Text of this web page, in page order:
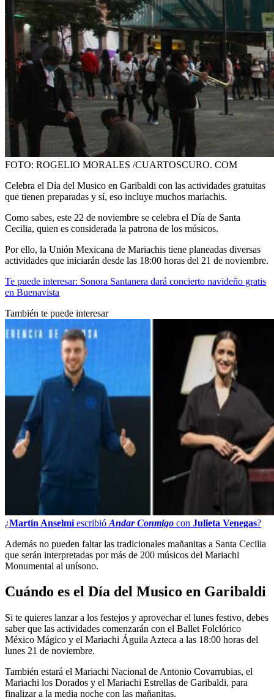
FOTO: ROGELIO MORALES /CUARTOSCURO. COM
Celebra el Día del Musico en Garibaldi con las actividades gratuitas
que tienen preparadas y sí, eso incluye muchos mariachis.
Como sabes, este 22 de noviembre se celebra el Día de Santa
Cecilia, quien es considerada la patrona de los músicos.
Por ello, la Unión Mexicana de Mariachis tiene planeadas diversas
actividades que iniciarán desde las 18:00 horas del 21 de noviembre.
Te puede interesar: Sonora Santanera dará concierto navideño gratis
en Buenavista
También te puede interesar
¿Martín Anselmi escribió Andar Conmigo con Julieta Venegas?
Además no pueden faltar las tradicionales mañanitas a Santa Cecilia
que serán interpretadas por más de 200 músicos del Mariachi
Monumental al unísono.
Cuándo es el Día del Musico en Garibaldi
Si te quieres lanzar a los festejos y aprovechar el lunes festivo, debes
saber que las actividades comenzarán con el Ballet Folclórico
México Mágico y el Mariachi Águila Azteca a las 18:00 horas del
lunes 21 de noviembre.
También estará el Mariachi Nacional de Antonio Covarrubias, el
Mariachi los Dorados y el Mariachi Estrellas de Garibaldi, para
finalizar a la media noche con las mañanitas.